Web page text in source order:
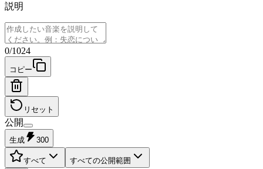
説明
0/1024
コピー
リセット
公開
生成 300
すべて すべての公開範囲